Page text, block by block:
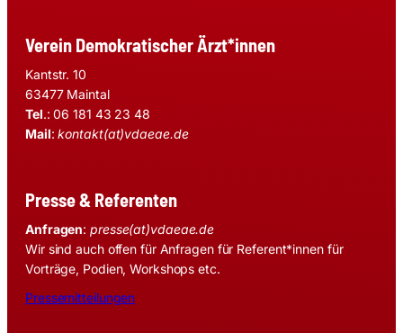
Verein Demokratischer Ärzt*innen
Kantstr. 10
63477 Maintal
Tel.: 06 181 43 23 48
Mail:kontakt(at)vdaeae.de
Presse & Referenten
Anfragen:presse(at)vdaeae.de
Wir sind auch offen für Anfragen für Referent*innen für
Vorträge, Podien, Workshops etc.
Pressemitteilungen